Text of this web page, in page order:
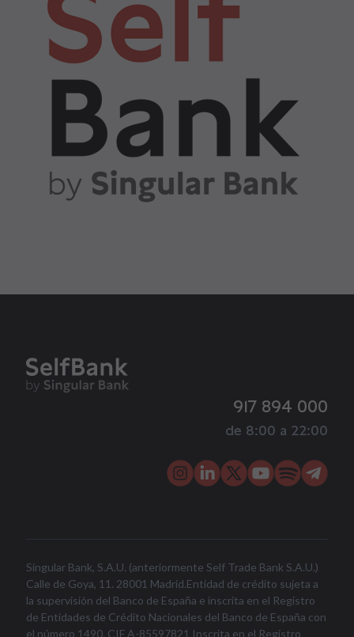
917 894 000
de 8:00 a 22:00
Singular Bank, S.A.U. (anteriormente Self Trade Bank S.A.U.)
Calle de Goya, 11. 28001 Madrid.Entidad de crédito sujeta a
la supervisión del Banco de España e inscrita en el Registro
de Entidades de Crédito Nacionales del Banco de España con
el número 1490. CIF A-85597821 Inscrita en el Registro